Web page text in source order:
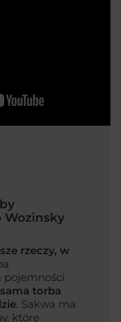
Wozinsky
rzeczy, w
pojemności
torba
. Sakwa ma
które